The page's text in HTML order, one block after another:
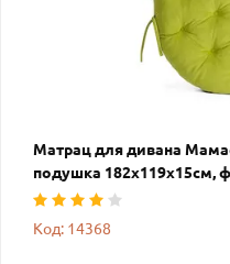
Матрац для дивана
подушка 182х119х15см,
Код: 14368